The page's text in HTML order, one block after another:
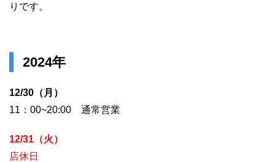
りです。
2024年
12/30（月）
11：00~20:00 通常営業
12/31（火）
店休日